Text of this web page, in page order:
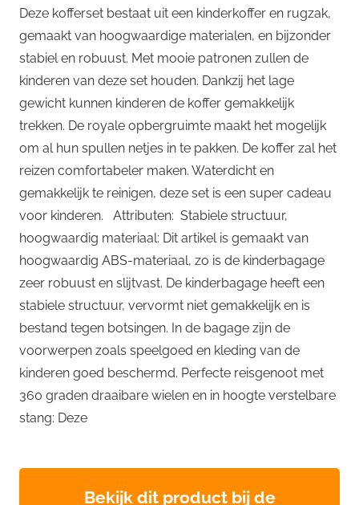
Deze kofferset bestaat uit een kinderkoffer en rugzak,
gemaakt van hoogwaardige materialen, en bijzonder
stabiel en robuust. Met mooie patronen zullen de
kinderen van deze set houden. Dankzij het lage
gewicht kunnen kinderen de koffer gemakkelijk
trekken. De royale opbergruimte maakt het mogelijk
om al hun spullen netjes in te pakken. De koffer zal het
reizen comfortabeler maken. Waterdicht en
gemakkelijk te reinigen, deze set is een super cadeau
voor kinderen. Attributen: Stabiele structuur,
hoogwaardig materiaal: Dit artikel is gemaakt van
hoogwaardig ABS-materiaal, zo is de kinderbagage
zeer robuust en slijtvast. De kinderbagage heeft een
stabiele structuur, vervormt niet gemakkelijk en is
bestand tegen botsingen. In de bagage zijn de
voorwerpen zoals speelgoed en kleding van de
kinderen goed beschermd. Perfecte reisgenoot met
360 graden draaibare wielen en in hoogte verstelbare
stang: Deze
Bekijk dit product bij de